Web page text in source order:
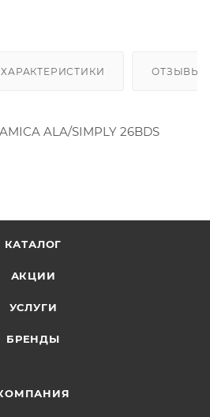
ХАРАКТЕРИСТИКИ ОТЗЫВЫ
ALA/SIMPLY 26BDS
КАТАЛОГ
АКЦИИ
УСЛУГИ
БРЕНДЫ